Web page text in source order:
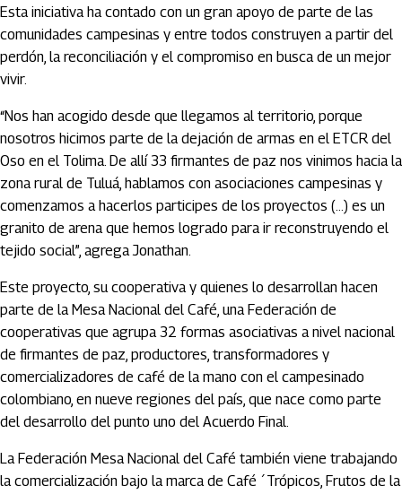
Esta iniciativa ha contado con un gran apoyo de parte de las
comunidades campesinas y entre todos construyen a partir del
perdón, la reconciliación y el compromiso en busca de un mejor
vivir.
“Nos han acogido desde que llegamos al territorio, porque
nosotros hicimos parte de la dejación de armas en el ETCR del
Oso en el Tolima. De allí 33 firmantes de paz nos vinimos hacia la
zona rural de Tuluá, hablamos con asociaciones campesinas y
comenzamos a hacerlos participes de los proyectos (…) es un
granito de arena que hemos logrado para ir reconstruyendo el
tejido social”, agrega Jonathan.
Este proyecto, su cooperativa y quienes lo desarrollan hacen
parte de la Mesa Nacional del Café, una Federación de
cooperativas que agrupa 32 formas asociativas a nivel nacional
de firmantes de paz, productores, transformadores y
comercializadores de café de la mano con el campesinado
colombiano, en nueve regiones del país, que nace como parte
del desarrollo del punto uno del Acuerdo Final.
La Federación Mesa Nacional del Café también viene trabajando
la comercialización bajo la marca de Café ´Trópicos, Frutos de la